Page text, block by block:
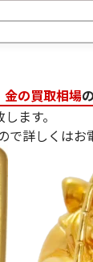
金の買取相場
ます。
詳しくはお